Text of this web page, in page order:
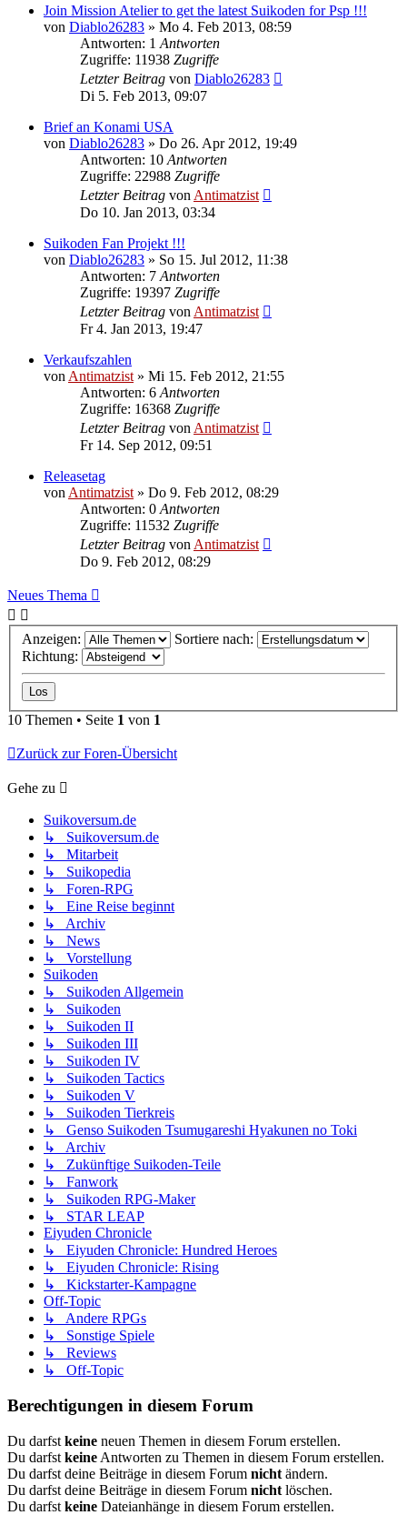
Join Mission Atelier to get the latest Suikoden for Psp !!!
von Diablo26283 » Mo 4. Feb 2013, 08:59
Antworten: 1 Antworten
Zugriffe: 11938 Zugriffe
Letzter Beitrag von Diablo26283
Di 5. Feb 2013, 09:07
Brief an Konami USA
von Diablo26283 » Do 26. Apr 2012, 19:49
Antworten: 10 Antworten
Zugriffe: 22988 Zugriffe
Letzter Beitrag von Antimatzist
Do 10. Jan 2013, 03:34
Suikoden Fan Projekt !!!
von Diablo26283 » So 15. Jul 2012, 11:38
Antworten: 7 Antworten
Zugriffe: 19397 Zugriffe
Letzter Beitrag von Antimatzist
Fr 4. Jan 2013, 19:47
Verkaufszahlen
von Antimatzist » Mi 15. Feb 2012, 21:55
Antworten: 6 Antworten
Zugriffe: 16368 Zugriffe
Letzter Beitrag von Antimatzist
Fr 14. Sep 2012, 09:51
Releasetag
von Antimatzist » Do 9. Feb 2012, 08:29
Antworten: 0 Antworten
Zugriffe: 11532 Zugriffe
Letzter Beitrag von Antimatzist
Do 9. Feb 2012, 08:29
Neues Thema
Anzeigen:
Sortiere nach:
Richtung:
10 Themen • Seite 1 von 1
Zurück zur Foren-Übersicht
Gehe zu
Suikoversum.de
↳ Suikoversum.de
↳ Mitarbeit
↳ Suikopedia
↳ Foren-RPG
↳ Eine Reise beginnt
↳ Archiv
↳ News
↳ Vorstellung
Suikoden
↳ Suikoden Allgemein
↳ Suikoden
↳ Suikoden II
↳ Suikoden III
↳ Suikoden IV
↳ Suikoden Tactics
↳ Suikoden V
↳ Suikoden Tierkreis
↳ Genso Suikoden Tsumugareshi Hyakunen no Toki
↳ Archiv
↳ Zukünftige Suikoden-Teile
↳ Fanwork
↳ Suikoden RPG-Maker
↳ STAR LEAP
Eiyuden Chronicle
↳ Eiyuden Chronicle: Hundred Heroes
↳ Eiyuden Chronicle: Rising
↳ Kickstarter-Kampagne
Off-Topic
↳ Andere RPGs
↳ Sonstige Spiele
↳ Reviews
↳ Off-Topic
Berechtigungen in diesem Forum
Du darfst keine neuen Themen in diesem Forum erstellen.
Du darfst keine Antworten zu Themen in diesem Forum erstellen.
Du darfst deine Beiträge in diesem Forum nicht ändern.
Du darfst deine Beiträge in diesem Forum nicht löschen.
Du darfst keine Dateianhänge in diesem Forum erstellen.